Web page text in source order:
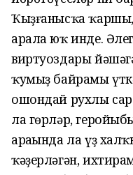
Ҡыҙғанысҡа ҡаршы,
арала юҡ инде.
виртуоздары
ҡумыҙ байрамы
ошондай рухлы
ла гөрләр,
араһында ла үҙ
ҡәҙерләгән,